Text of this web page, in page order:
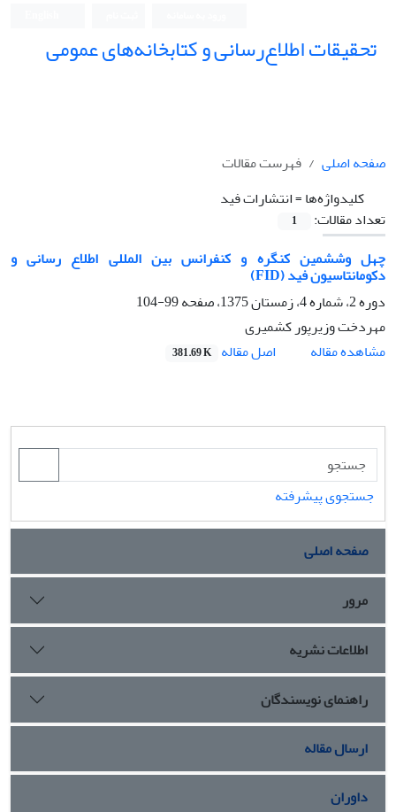
تحقیقات اطلاع‌رسانی و کتابخانه‌های عمومی
صفحه اصلی
فهرست مقالات
کلیدواژه‌ها =انتشارات فید
تعداد مقالات:
1
چهل وششمین کنگره و کنفرانس بین المللی اطلاع رسانی و
دکومانتاسیون فید (FID)
دوره 2، شماره 4، زمستان 1375، صفحه
99-104
مهردخت وزیرپور کشمیری
مشاهده مقاله
اصل مقاله 381.69 K
جستجوی پیشرفته
صفحه اصلی
مرور
اطلاعات نشریه
راهنمای نویسندگان
ارسال مقاله
داوران